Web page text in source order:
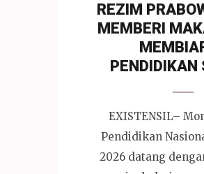
REZIM
MEMBERI
PENDIDIKAN
EXISTENSIL–
Pendidikan
2026 datang